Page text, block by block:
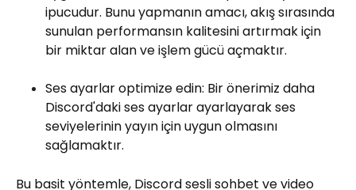
ipucudur. Bunu yapmanın amacı, akış sırasında
sunulan performansın kalitesini artırmak için
bir miktar alan ve işlem gücü açmaktır.
Ses ayarlar optimize edin: Bir önerimiz daha
Discord'daki ses ayarlar ayarlayarak ses
seviyelerinin yayın için uygun olmasını
sağlamaktır.
Bu basit yöntemle, Discord sesli sohbet ve video